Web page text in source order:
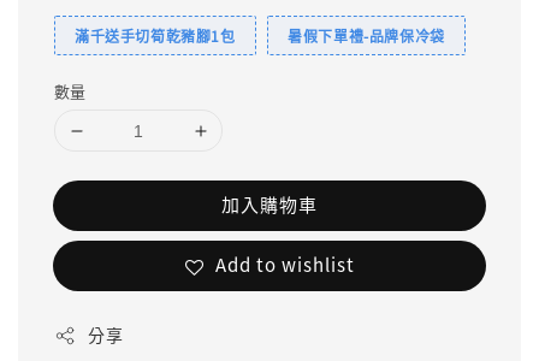
滿千送手切筍乾豬腳1包 暑假下單禮-品牌保冷袋
數量
加入購物車
Add to wishlist
分享